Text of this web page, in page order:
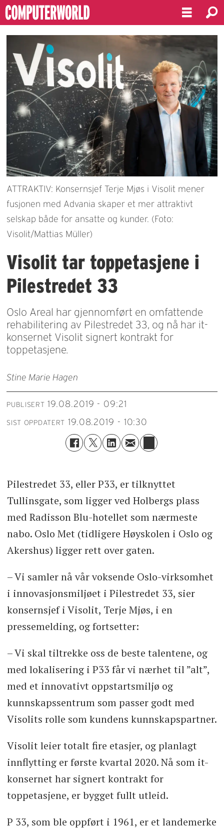
ATTRAKTIV: Konsernsjef Terje Mjøs i Visolit mener
fusjonen med Advania skaper et mer attraktivt
selskap både for ansatte og kunder. (Foto:
Visolit/Mattias Müller)
Visolit tar toppetasjene i
Pilestredet 33
Oslo Areal har gjennomført en omfattende
rehabilitering av Pilestredet 33, og nå har it-
konsernet Visolit signert kontrakt for
toppetasjene.
Stine Marie Hagen
PUBLISERT 19.08.2019 - 09:21
SIST OPPDATERT 19.08.2019 - 10:30
Pilestredet 33, eller P33, er tilknyttet
Tullinsgate, som ligger ved Holbergs plass
med Radisson Blu-hotellet som nærmeste
nabo. Oslo Met (tidligere Høyskolen i Oslo og
Akershus) ligger rett over gaten.
– Vi samler nå vår voksende Oslo-virksomhet
i innovasjonsmiljøet i Pilestredet 33, sier
konsernsjef i Visolit, Terje Mjøs, i en
pressemelding, og fortsetter:
– Vi skal tiltrekke oss de beste talentene, og
med lokalisering i P33 får vi nærhet til ”alt”,
med et innovativt oppstartsmiljø og
kunnskapssentrum som passer godt med
Visolits rolle som kundens kunnskapspartner.
Visolit leier totalt fire etasjer, og planlagt
innflytting er første kvartal 2020. Nå som it-
konsernet har signert kontrakt for
toppetasjene, er bygget fullt utleid.
P 33, som ble oppført i 1961, er et landemerke